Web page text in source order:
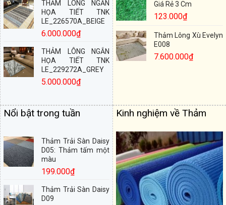
THẢM LÔNG NGẮN
HỌA TIẾT TNK
LE_226570A_BEIGE
6.000.000₫
THẢM LÔNG NGẮN
HỌA TIẾT TNK
LE_229272A_GREY
5.000.000₫
Giá Rẻ 3 Cm
123.000₫
Thảm Lông Xù Evelyn
E008
7.600.000₫
Nổi bật trong tuần
Thảm Trải Sàn Daisy
D05: Thảm tấm một
màu
199.000₫
Thảm Trải Sàn Daisy
D09
Kinh nghiệm về Thảm